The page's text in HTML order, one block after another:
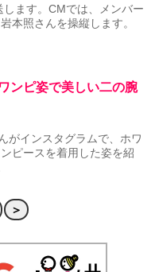
ます。CMでは、メンバー
本照さんを操縦します。
ンピ姿で美しい二の腕
がインスタグラムで、ホワ
ピースを着用した姿を紹
＞